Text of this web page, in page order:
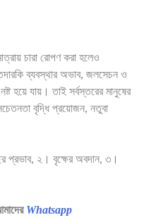
চারা রোপণ করা হলেও
ব্যবস্থার অভাব, জলসেচন ও
হয়ে যায়। তাই সর্বস্তরের মানুষের
বৃদ্ধি প্রয়োজন, নতুবা
প্রভাব, ২। বৃক্ষের অবদান, ৩।
Whatsapp